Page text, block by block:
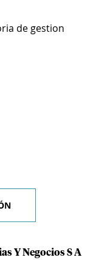
de gestion
Y Negocios S A